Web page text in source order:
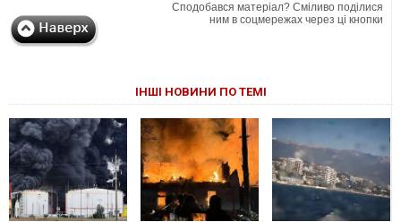
Сподобався матеріал? Сміливо поділися
ним в соцмережах через ці кнопки
ІНШІ НОВИНИ ПО ТЕМІ